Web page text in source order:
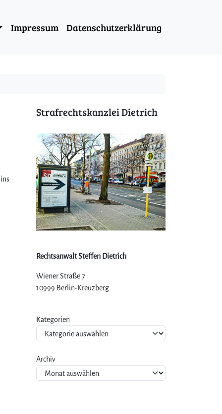
Impressum Datenschutzerklärung
Strafrechtskanzlei Dietrich
Rechtsanwalt Steffen Dietrich
Wiener Straße 7
10999 Berlin-Kreuzberg
Kategorien
Archiv